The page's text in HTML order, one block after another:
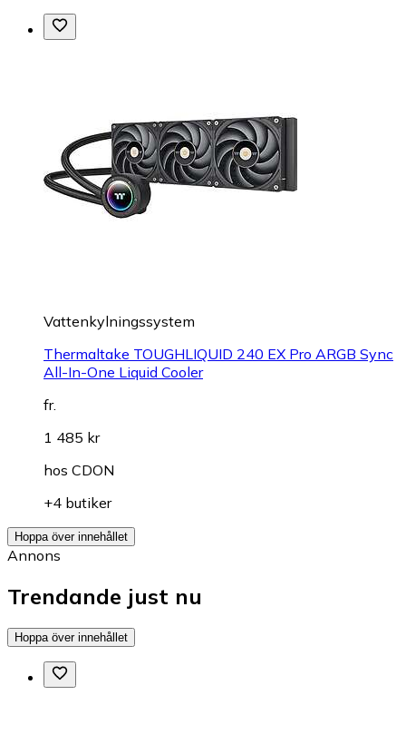
Vattenkylningssystem
Thermaltake TOUGHLIQUID 240 EX Pro ARGB Sync
All-In-One Liquid Cooler
fr.
1 485 kr
hos CDON
+4 butiker
Hoppa över innehållet
Annons
Trendande just nu
Hoppa över innehållet